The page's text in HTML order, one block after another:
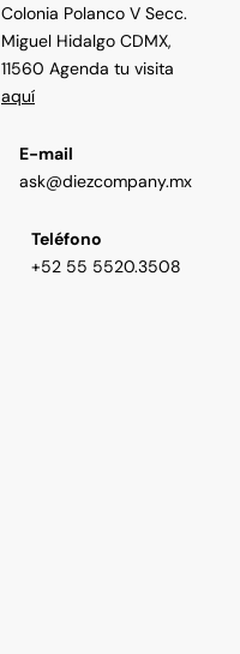
Colonia Polanco V Secc.
Miguel Hidalgo CDMX,
11560 Agenda tu visita
aquí
E-mail
ask@diezcompany.mx
Teléfono
+52 55 5520.3508